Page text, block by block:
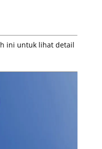
ini untuk lihat detail